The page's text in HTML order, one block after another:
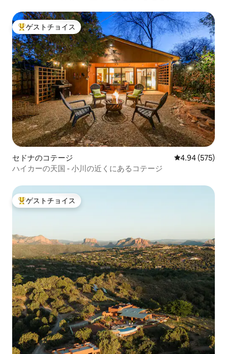
大好評のゲストチョイスです。
ゲストチョイス
セドナのコテージ レビュー575
4.94 (575)
ハイカーの天国 - 小川の近くにあるコテージ
大好評のゲストチョイスです。
ゲストチョイス